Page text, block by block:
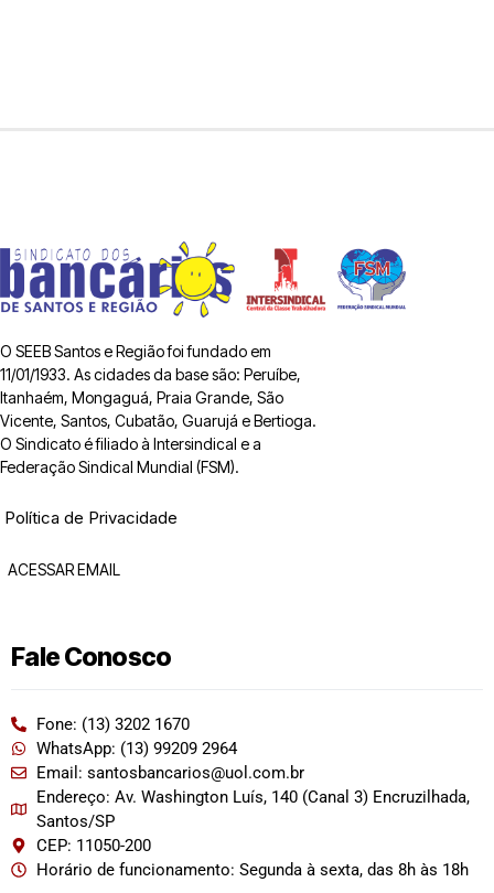
O SEEB Santos e Região foi fundado em
11/01/1933. As cidades da base são: Peruíbe,
Itanhaém, Mongaguá, Praia Grande, São
Vicente, Santos, Cubatão, Guarujá e Bertioga.
O Sindicato é filiado à Intersindical e a
Federação Sindical Mundial (FSM).
Política de Privacidade
ACESSAR EMAIL
Fale Conosco
Fone: (13) 3202 1670
WhatsApp: (13) 99209 2964
Email: santosbancarios@uol.com.br
Endereço: Av. Washington Luís, 140 (Canal 3) Encruzilhada,
Santos/SP
CEP: 11050-200
Horário de funcionamento: Segunda à sexta, das 8h às 18h